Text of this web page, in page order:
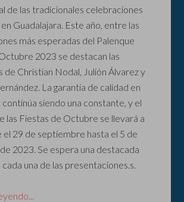
de las tradicionales celebraciones
Guadalajara. Este año, entre las
más esperadas del Palenque
2023 se destacan las
de Christian Nodal, Julión Álvarez y
La garantía de calidad en
siendo una constante, y el
las Fiestas de Octubre se llevará a
el 29 de septiembre hasta el 5 de
2023. Se espera una destacada
cada una de las presentaciones.s.